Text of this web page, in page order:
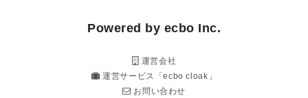
Powered by ecbo Inc.
運営会社
運営サービス「ecbo cloak」
お問い合わせ